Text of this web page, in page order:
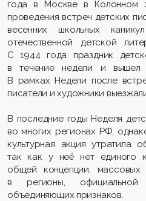
года в Москве в Колонном
проведения встреч детских
весенних школьных
отечественной детской
С 1944 года праздник
в течение недели и вышел
В рамках Недели после
писатели и художники
В последние годы Неделя
во многих регионах РФ,
культурная акция утратила
так как у неё нет единого
общей концепции, массовых
в регионы,
объединяющих признаков.